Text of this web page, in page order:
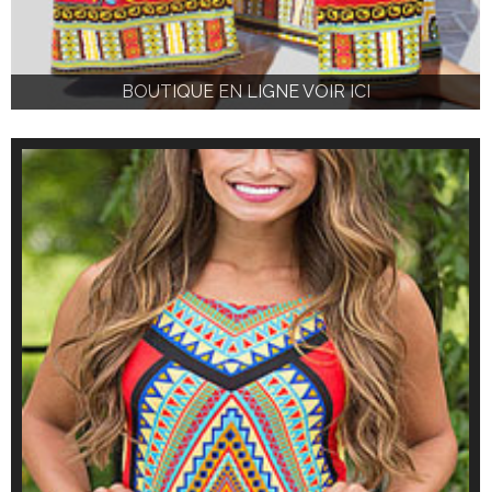
BOUTIQUE EN LIGNE VOIR ICI